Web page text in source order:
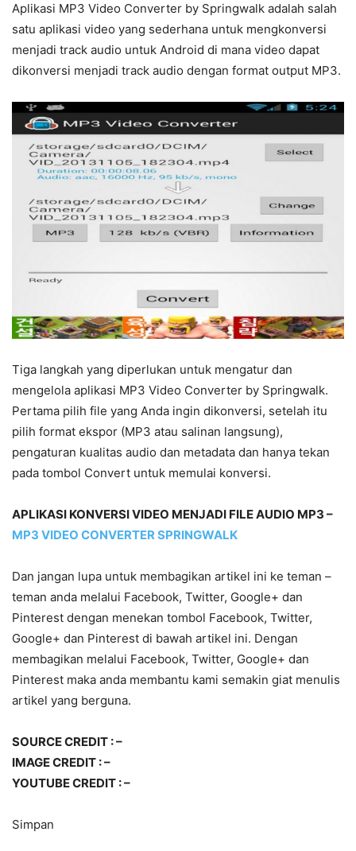
Aplikasi MP3 Video Converter by Springwalk adalah salah
satu aplikasi video yang sederhana untuk mengkonversi
menjadi track audio untuk Android di mana video dapat
dikonversi menjadi track audio dengan format output MP3.
Tiga langkah yang diperlukan untuk mengatur dan
mengelola aplikasi MP3 Video Converter by Springwalk.
Pertama pilih file yang Anda ingin dikonversi, setelah itu
pilih format ekspor (MP3 atau salinan langsung),
pengaturan kualitas audio dan metadata dan hanya tekan
pada tombol Convert untuk memulai konversi.
APLIKASI KONVERSI VIDEO MENJADI FILE AUDIO MP3 –
MP3 VIDEO CONVERTER SPRINGWALK
Dan jangan lupa untuk membagikan artikel ini ke teman –
teman anda melalui Facebook, Twitter, Google+ dan
Pinterest dengan menekan tombol Facebook, Twitter,
Google+ dan Pinterest di bawah artikel ini. Dengan
membagikan melalui Facebook, Twitter, Google+ dan
Pinterest maka anda membantu kami semakin giat menulis
artikel yang berguna.
SOURCE CREDIT : –
IMAGE CREDIT : –
YOUTUBE CREDIT : –
Simpan